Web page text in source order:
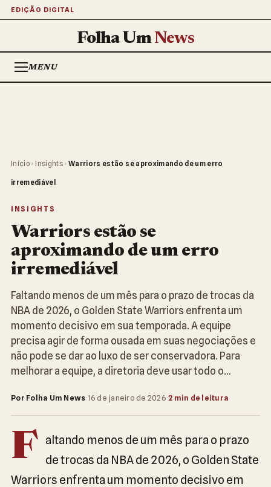
EDIÇÃO DIGITAL
Folha UmNews
MENU
Início › Insights › Warriors estão se aproximando de um erro
irremediável
INSIGHTS
Warriors estão se
aproximando de um erro
irremediável
Faltando menos de um mês para o prazo de trocas da
NBA de 2026, o Golden State Warriors enfrenta um
momento decisivo em sua temporada. A equipe
precisa agir de forma ousada em suas negociações e
não pode se dar ao luxo de ser conservadora. Para
melhorar a equipe, a diretoria deve usar todo o…
Por Folha Um News· 16 de janeiro de 2026·2 min de leitura
F altando menos de um mês para o prazo
de trocas da NBA de 2026, o Golden State
Warriors enfrenta um momento decisivo em